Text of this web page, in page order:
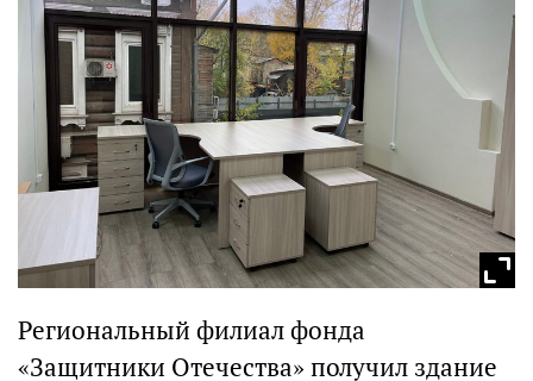
Региональный филиал фонда
«Защитники Отечества» получил здание